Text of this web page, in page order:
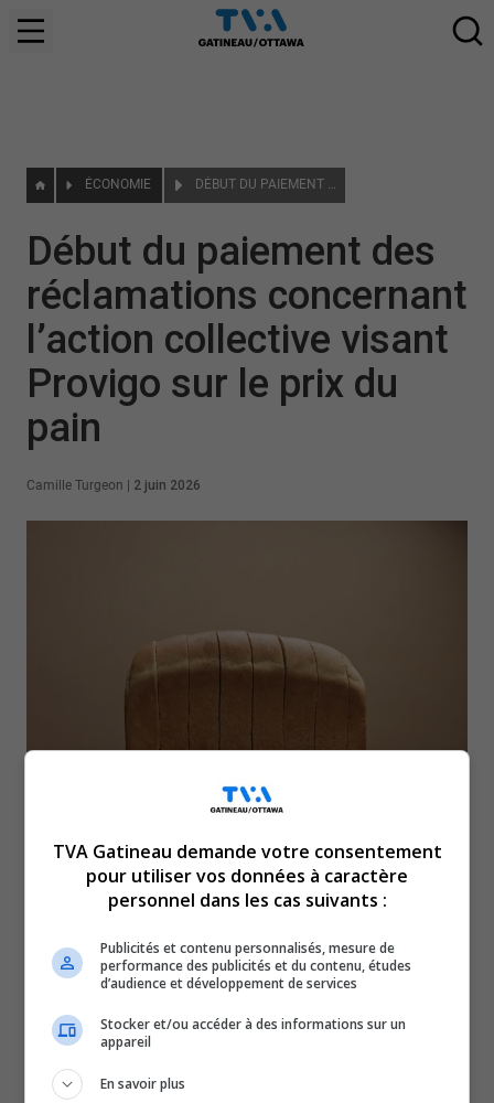
ÉCONOMIE DÉBUT DU PAIEMENT DES RÉCLAMATIONS CONCERNANT L’ACTION COLLECTIVE VISANT PROVIGO SUR LE PRIX DU PAIN
Début du paiement des
réclamations concernant
l’action collective visant
Provigo sur le prix du
pain
Camille Turgeon 2 juin 2026
Les Québécois avaient jusqu’au 12 décembre
2025 pour soumettre une réclamation afin
d’obtenir un remboursement lié au prix du pain
vendu chez Provigo (Loblaws en anglais),
estimé au moins 1,50 $ trop cher pendant plus
de 20 ans.
Les montants versés varieront selon les réclamants.
Les personnes qui ont réclamé la carte-cadeau de 25 $
offerte dans le cadre du programme de la bannière en
TVA Gatineau demande votre consentement
pour utiliser vos données à caractère
personnel dans les cas suivants :
Publicités et contenu personnalisés, mesure de
performance des publicités et du contenu, études
d’audience et développement de services
Stocker et/ou accéder à des informations sur un
appareil
En savoir plus